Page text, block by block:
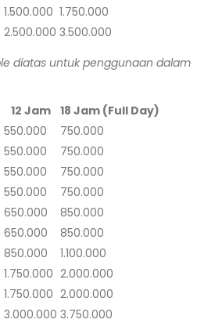
1.500.000 1.750.000
2.500.000 3.500.000
diatas untuk penggunaan dalam
12 Jam
18 Jam (Full Day)
550.000
750.000
550.000
750.000
550.000
750.000
550.000
750.000
650.000
850.000
650.000
850.000
850.000
1.100.000
1.750.000 2.000.000
1.750.000 2.000.000
3.000.000 3.750.000